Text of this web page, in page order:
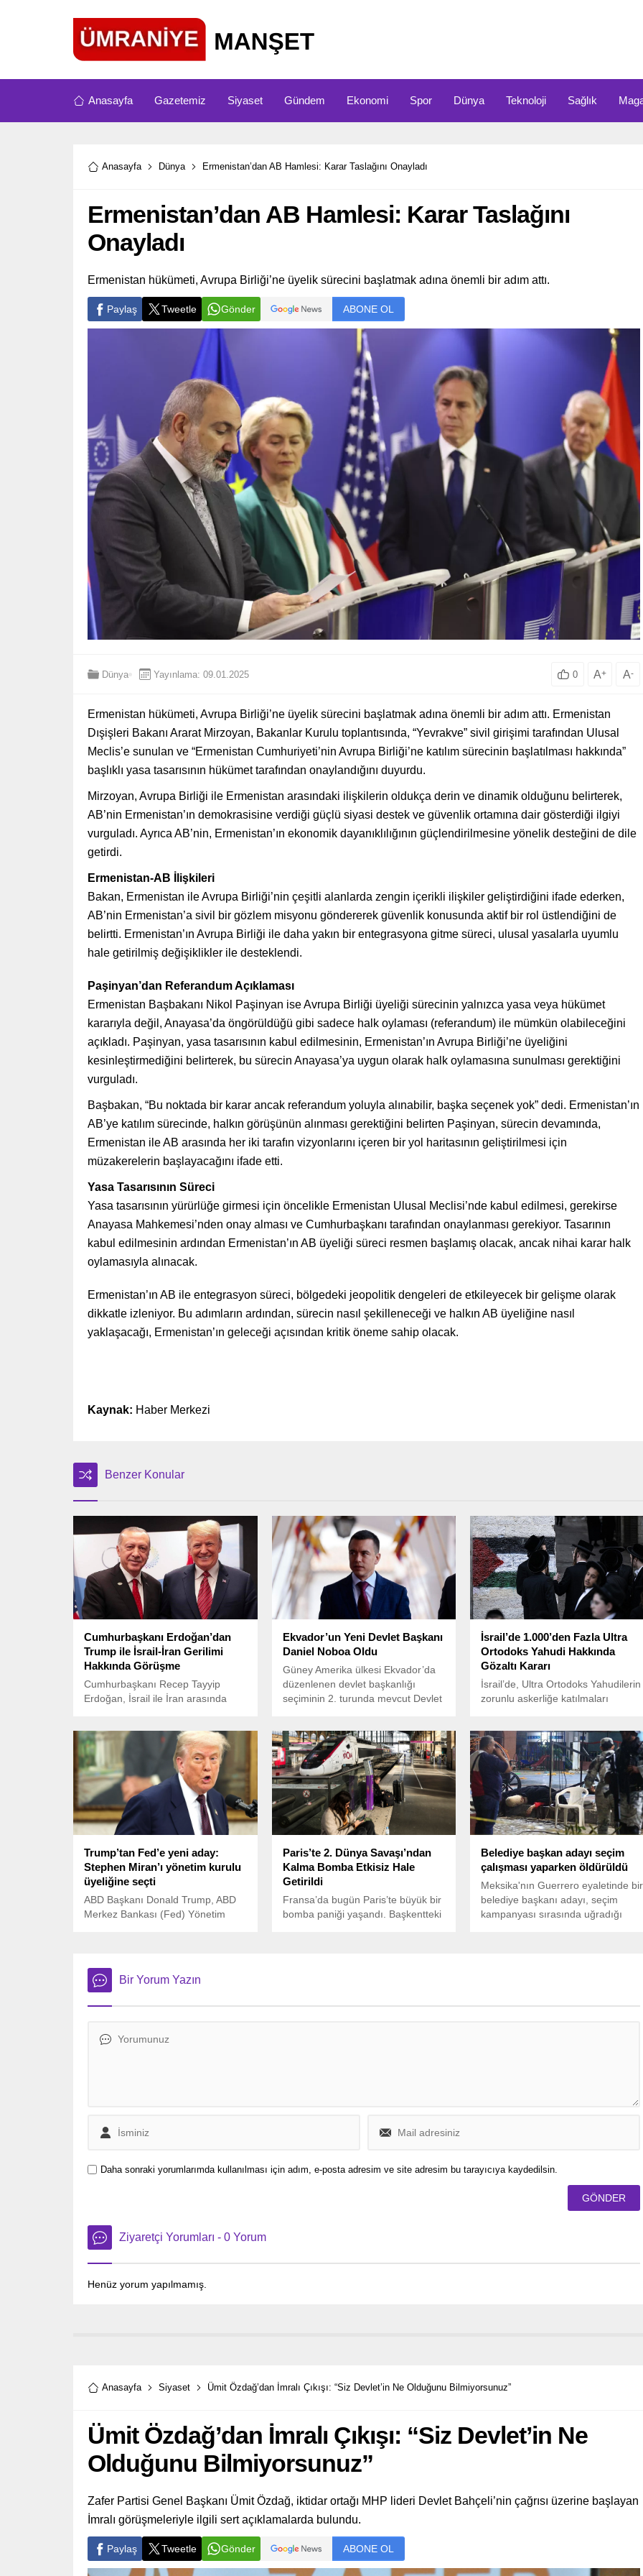
Anasayfa Gazetemiz Siyaset Gündem Ekonomi Spor Dünya Teknoloji Sağlık
Anasayfa Dünya Ermenistan’dan AB Hamlesi: Karar Taslağını Onayladı
Ermenistan’dan AB Hamlesi: Karar Taslağını
Onayladı
Ermenistan hükümeti, Avrupa Birliği’ne üyelik sürecini başlatmak adına önemli bir adım attı.
Paylaş Tweetle Gönder ABONE OL
Dünya Yayınlama: 09.01.2025 0 A+ A-
Ermenistan hükümeti, Avrupa Birliği’ne üyelik sürecini başlatmak adına önemli bir adım attı. Ermenistan
Dışişleri Bakanı Ararat Mirzoyan, Bakanlar Kurulu toplantısında, “Yevrakve” sivil girişimi tarafından Ulusal
Meclis’e sunulan ve “Ermenistan Cumhuriyeti’nin Avrupa Birliği’ne katılım sürecinin başlatılması hakkında”
başlıklı yasa tasarısının hükümet tarafından onaylandığını duyurdu.
Mirzoyan, Avrupa Birliği ile Ermenistan arasındaki ilişkilerin oldukça derin ve dinamik olduğunu belirterek,
AB’nin Ermenistan’ın demokrasisine verdiği güçlü siyasi destek ve güvenlik ortamına dair gösterdiği ilgiyi
vurguladı. Ayrıca AB’nin, Ermenistan’ın ekonomik dayanıklılığının güçlendirilmesine yönelik desteğini de dile
getirdi.
Ermenistan-AB İlişkileri
Bakan, Ermenistan ile Avrupa Birliği’nin çeşitli alanlarda zengin içerikli ilişkiler geliştirdiğini ifade ederken,
AB’nin Ermenistan’a sivil bir gözlem misyonu göndererek güvenlik konusunda aktif bir rol üstlendiğini de
belirtti. Ermenistan’ın Avrupa Birliği ile daha yakın bir entegrasyona gitme süreci, ulusal yasalarla uyumlu
hale getirilmiş değişiklikler ile desteklendi.
Paşinyan’dan Referandum Açıklaması
Ermenistan Başbakanı Nikol Paşinyan ise Avrupa Birliği üyeliği sürecinin yalnızca yasa veya hükümet
kararıyla değil, Anayasa’da öngörüldüğü gibi sadece halk oylaması (referandum) ile mümkün olabileceğini
açıkladı. Paşinyan, yasa tasarısının kabul edilmesinin, Ermenistan’ın Avrupa Birliği’ne üyeliğini
kesinleştirmediğini belirterek, bu sürecin Anayasa’ya uygun olarak halk oylamasına sunulması gerektiğini
vurguladı.
Başbakan, “Bu noktada bir karar ancak referandum yoluyla alınabilir, başka seçenek yok” dedi. Ermenistan’ın
AB’ye katılım sürecinde, halkın görüşünün alınması gerektiğini belirten Paşinyan, sürecin devamında,
Ermenistan ile AB arasında her iki tarafın vizyonlarını içeren bir yol haritasının geliştirilmesi için
müzakerelerin başlayacağını ifade etti.
Yasa Tasarısının Süreci
Yasa tasarısının yürürlüğe girmesi için öncelikle Ermenistan Ulusal Meclisi’nde kabul edilmesi, gerekirse
Anayasa Mahkemesi’nden onay alması ve Cumhurbaşkanı tarafından onaylanması gerekiyor. Tasarının
kabul edilmesinin ardından Ermenistan’ın AB üyeliği süreci resmen başlamış olacak, ancak nihai karar halk
oylamasıyla alınacak.
Ermenistan’ın AB ile entegrasyon süreci, bölgedeki jeopolitik dengeleri de etkileyecek bir gelişme olarak
dikkatle izleniyor. Bu adımların ardından, sürecin nasıl şekilleneceği ve halkın AB üyeliğine nasıl
yaklaşacağı, Ermenistan’ın geleceği açısından kritik öneme sahip olacak.
Kaynak: Haber Merkezi
Benzer Konular
Cumhurbaşkanı Erdoğan’dan
Trump ile İsrail-İran Gerilimi
Hakkında Görüşme
Cumhurbaşkanı Recep Tayyip
Erdoğan, İsrail ile İran arasında
Trump ile bir telefon görüşmesi
gerçekleştirdi.
Ekvador’un Yeni Devlet Başkanı
Daniel Noboa Oldu
Güney Amerika ülkesi Ekvador’da
düzenlenen devlet başkanlığı
seçiminin 2. turunda mevcut Devlet
İsrail’de 1.000’den Fazla Ultra
Ortodoks Yahudi Hakkında
Gözaltı Kararı
İsrail’de, Ultra Ortodoks Yahudilerin
zorunlu askerliğe katılmaları
Yahudi gencine orduya katılma
emri gönderildi. Ancak bu
gençlerden sadece 461’i başvuruda
bulundu.
Trump’tan Fed’e yeni aday:
Stephen Miran’ı yönetim kurulu
üyeliğine seçti
ABD Başkanı Donald Trump, ABD
Merkez Bankası (Fed) Yönetim
Paris’te 2. Dünya Savaşı’ndan
Kalma Bomba Etkisiz Hale
Getirildi
Fransa’da bugün Paris’te büyük bir
bomba paniği yaşandı. Başkentteki
Belediye başkan adayı seçim
çalışması yaparken öldürüldü
Meksika'nın Guerrero eyaletinde bir
belediye başkanı adayı, seçim
kampanyası sırasında uğradığı
Bir Yorum Yazın
Daha sonraki yorumlarımda kullanılması için adım, e-posta adresim ve site adresim bu tarayıcıya kaydedilsin.
Ziyaretçi Yorumları - 0 Yorum
Henüz yorum yapılmamış.
Anasayfa Siyaset Ümit Özdağ’dan İmralı Çıkışı: “Siz Devlet’in Ne Olduğunu Bilmiyorsunuz”
Ümit Özdağ’dan İmralı Çıkışı: “Siz Devlet’in Ne
Olduğunu Bilmiyorsunuz”
Zafer Partisi Genel Başkanı Ümit Özdağ, iktidar ortağı MHP lideri Devlet Bahçeli’nin çağrısı üzerine başlayan
İmralı görüşmeleriyle ilgili sert açıklamalarda bulundu.
Paylaş Tweetle Gönder ABONE OL